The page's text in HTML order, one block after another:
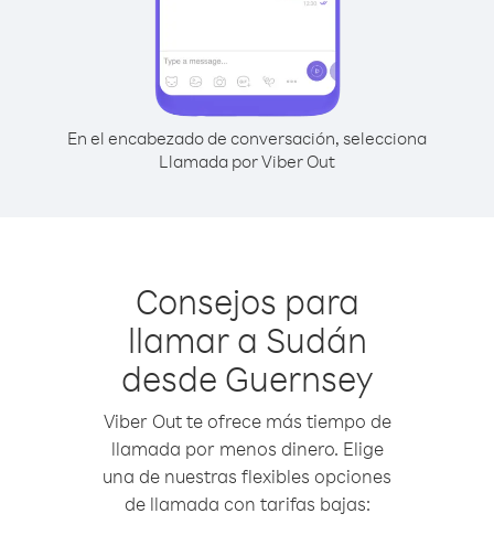
En el encabezado de conversación, selecciona
Llamada por Viber Out
Consejos para
llamar a Sudán
desde Guernsey
Viber Out te ofrece más tiempo de
llamada por menos dinero. Elige
una de nuestras flexibles opciones
de llamada con tarifas bajas: